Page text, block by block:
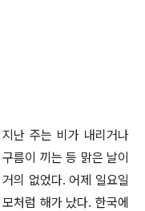
지난 주는 비가 내리거나
구름이 끼는 등 맑은 날이
거의 없었다. 어제 일요일
모처럼 해가 났다. 한국에